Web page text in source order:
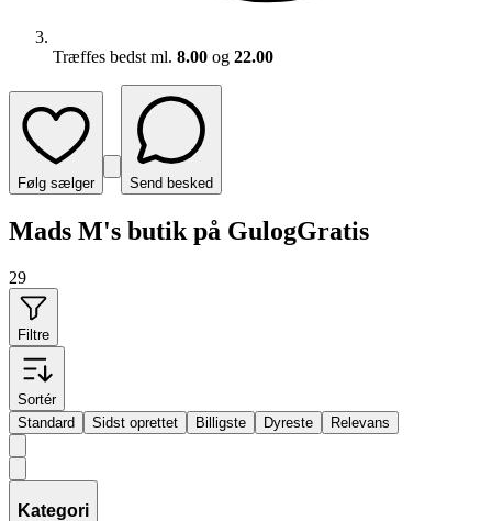
Træffes bedst ml. 8.00 og 22.00
Følg sælger Send besked
Mads M's butik på GulogGratis
29
Filtre
Sortér
Standard
Sidst oprettet Billigste Dyreste Relevans
Kategori